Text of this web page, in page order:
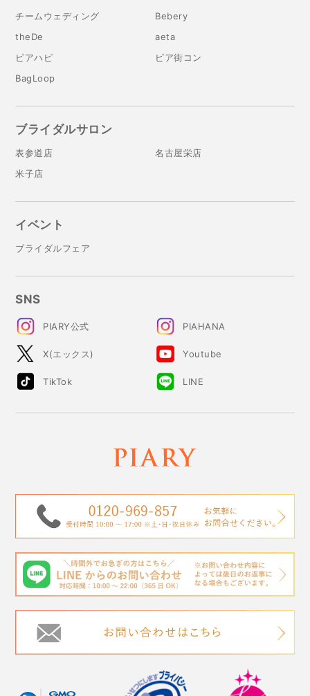
チームウェディング
Bebery
theDe
aeta
ピアハピ
ピア街コン
BagLoop
ブライダルサロン
表参道店
名古屋栄店
米子店
イベント
ブライダルフェア
SNS
PIARY公式 PIAHANA
X(エックス) Youtube
TikTok LINE